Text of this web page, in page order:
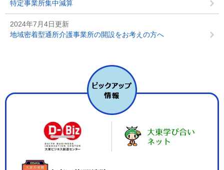
特定事業所集中減算
2024年7月4日更新
地域密着型通所介護事業所の開設をお考えの方へ